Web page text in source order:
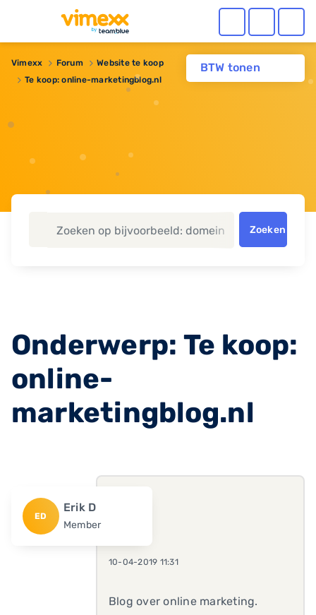
BTW tonen
Vimexx Forum
Website te koop
Te koop: online-marketingblog.nl
Zoeken
Onderwerp: Te koop:
online-
marketingblog.nl
ED
Erik D
Member
10-04-2019 11:31
Blog over online marketing.